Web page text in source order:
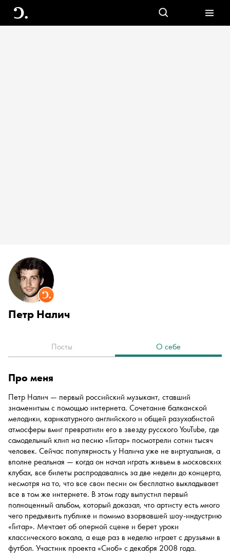
Петр Налич
Посты О себе
про меня
Петр Налич — первый российский музыкант, ставший
знаменитым с помощью интернета. Сочетание балканской
мелодики, карикатурного английского и общей разухабистой
атмосферы вмиг превратили его в звезду русского YouTube, где
самодельный клип на песню «Гитар» посмотрели сотни тысяч
человек. Сейчас популярность у Налича уже не виртуальная, а
вполне реальная — когда он начал играть живьем в московских
клубах, все билеты распродавались за две недели до концерта,
несмотря на то, что все свои песни он бесплатно выкладывает
все в том же интернете. В этом году выпустил первый
полноценный альбом, который доказал, что артисту есть много
чего предъявить публике и помимо взорвавшей шоу-индустрию
«Гитар». Мечтает об оперной сцене и берет уроки
классического вокала, а еще раз в неделю играет с друзьями в
футбол. Участник проекта «Сноб» с декабря 2008 года.